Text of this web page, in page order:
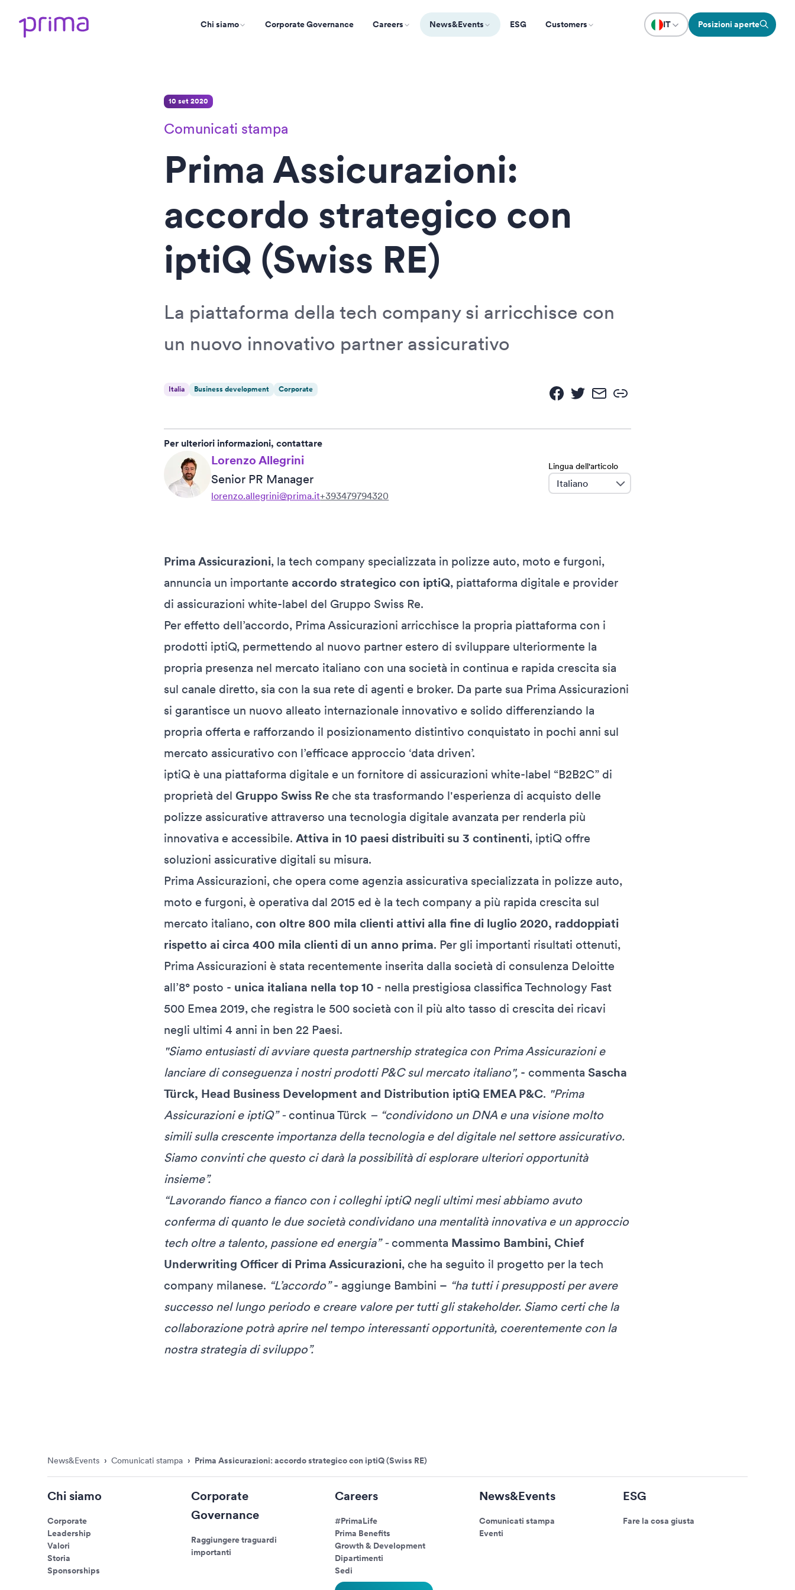
Chi siamo Corporate Governance Careers News&Events ESG Customers IT Posizioni aperte
10 set 2020
Comunicati stampa
Prima Assicurazioni:
accordo strategico con
iptiQ (Swiss RE)
La piattaforma della tech company si arricchisce con
un nuovo innovativo partner assicurativo
Italia Business development Corporate
Per ulteriori informazioni, contattare
Lorenzo Allegrini
Senior PR Manager
lorenzo.allegrini@prima.it+393479794320
Lingua dell'articolo
language
Prima Assicurazioni, la tech company specializzata in polizze auto, moto e furgoni,
annuncia un importanteaccordo strategico con iptiQ, piattaforma digitale e provider
di assicurazioni white-label del Gruppo Swiss Re.
Per effetto dell’accordo, Prima Assicurazioni arricchisce la propria piattaforma con i
prodotti iptiQ, permettendo al nuovo partner estero di sviluppare ulteriormente la
propria presenza nel mercato italiano con una società in continua e rapida crescita sia
sul canale diretto, sia con la sua rete di agenti e broker. Da parte sua Prima Assicurazioni
si garantisce un nuovo alleato internazionale innovativo e solido differenziando la
propria offerta e rafforzando il posizionamento distintivo conquistato in pochi anni sul
mercato assicurativo con l’efficace approccio ‘data driven’.
iptiQ è una piattaforma digitale e un fornitore di assicurazioni white-label “B2B2C” di
proprietà delGruppo Swiss Re che sta trasformando l'esperienza di acquisto delle
polizze assicurative attraverso una tecnologia digitale avanzata per renderla più
innovativa e accessibile.Attiva in 10 paesi distribuiti su 3 continenti, iptiQ offre
soluzioni assicurative digitali su misura.
Prima Assicurazioni, che opera come agenzia assicurativa specializzata in polizze auto,
moto e furgoni, è operativa dal 2015 ed è la tech company a più rapida crescita sul
mercato italiano,con oltre 800 mila clienti attivi alla fine di luglio 2020, raddoppiati
rispetto ai circa 400 mila clienti di un anno prima. Per gli importanti risultati ottenuti,
Prima Assicurazioni è stata recentemente inserita dalla società di consulenza Deloitte
all’8° posto - unica italiana nella top 10 - nella prestigiosa classifica Technology Fast
500 Emea 2019, che registra le 500 società con il più alto tasso di crescita dei ricavi
negli ultimi 4 anni in ben 22 Paesi.
"Siamo entusiasti di avviare questa partnership strategica con Prima Assicurazioni e
lanciare di conseguenza i nostri prodotti P&C sul mercato italiano", - commentaSascha
Türck, Head Business Development and Distribution iptiQ EMEA P&C. "Prima
Assicurazioni e iptiQ” -continua Türck – “condividono un DNA e una visione molto
simili sulla crescente importanza della tecnologia e del digitale nel settore assicurativo.
Siamo convinti che questo ci darà la possibilità di esplorare ulteriori opportunità
insieme”.
“Lavorando fianco a fianco con i colleghi iptiQ negli ultimi mesi abbiamo avuto
conferma di quanto le due società condividano una mentalità innovativa e un approccio
tech oltre a talento, passione ed energia” -commenta Massimo Bambini, Chief
Underwriting Officer di Prima Assicurazioni, che ha seguito il progetto per la tech
company milanese. “L’accordo”- aggiunge Bambini – “ha tutti i presupposti per avere
successo nel lungo periodo e creare valore per tutti gli stakeholder. Siamo certi che la
collaborazione potrà aprire nel tempo interessanti opportunità, coerentemente con la
nostra strategia di sviluppo”.
News&Events › Comunicati stampa › Prima Assicurazioni: accordo strategico con iptiQ (Swiss RE)
Chi siamo
Corporate
Leadership
Valori
Storia
Sponsorships
Corporate
Governance
Raggiungere traguardi
importanti
Careers
#PrimaLife
Prima Benefits
Growth & Development
Dipartimenti
Sedi
News&Events
Comunicati stampa
Eventi
ESG
Fare la cosa giusta